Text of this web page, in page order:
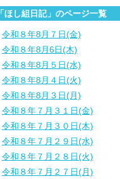
「ほし組日記」のページ一覧
令和８年8月７日(金)
令和８年8月6日(木)
令和８年8月５日(水)
令和８年8月４日(火)
令和８年8月３日(月)
令和８年７月３１日(金)
令和８年７月３０日(木)
令和８年７月２９日(水)
令和８年７月２８日(火)
令和８年７月２７日(月)